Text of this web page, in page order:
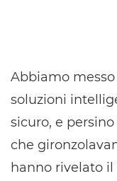
Abbiamo
soluzioni
sicuro, e
che
hanno rivelato il